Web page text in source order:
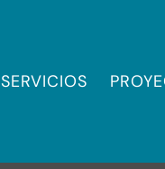
SERVICIOS